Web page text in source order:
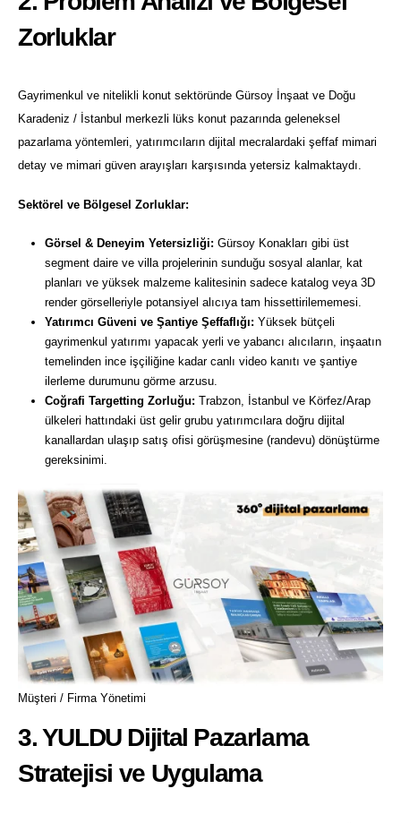
Zorluklar
Gayrimenkul ve nitelikli konut sektöründe Gürsoy İnşaat ve Doğu
Karadeniz / İstanbul merkezli lüks konut pazarında geleneksel
pazarlama yöntemleri, yatırımcıların dijital mecralardaki şeffaf mimari
detay ve mimari güven arayışları karşısında yetersiz kalmaktaydı.
Sektörel ve Bölgesel Zorluklar:
Görsel & Deneyim Yetersizliği: Gürsoy Konakları gibi üst
segment daire ve villa projelerinin sunduğu sosyal alanlar, kat
planları ve yüksek malzeme kalitesinin sadece katalog veya 3D
render görselleriyle potansiyel alıcıya tam hissettirilememesi.
Yatırımcı Güveni ve Şantiye Şeffaflığı: Yüksek bütçeli
gayrimenkul yatırımı yapacak yerli ve yabancı alıcıların, inşaatın
temelinden ince işçiliğine kadar canlı video kanıtı ve şantiye
ilerleme durumunu görme arzusu.
Coğrafi Targetting Zorluğu: Trabzon, İstanbul ve Körfez/Arap
ülkeleri hattındaki üst gelir grubu yatırımcılara doğru dijital
kanallardan ulaşıp satış ofisi görüşmesine (randevu) dönüştürme
gereksinimi.
Müşteri / Firma Yönetimi
3. YULDU Dijital Pazarlama
Stratejisi ve Uygulama